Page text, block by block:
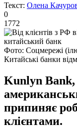
Текст: Олена
0
1772
Фото: Соцмережі
Китайські банки
Kunlyn Bank,
припиняє
клієнтами.